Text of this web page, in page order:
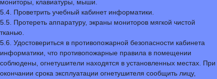
мониторы, клавиатуры, мыши.
5.4. Проветрить учебный кабинет информатики.
5.5. Протереть аппаратуру, экраны мониторов мягкой чистой
тканью.
5.6. Удостовериться в противопожарной безопасности кабинета
информатики, что противопожарные правила в помещении
соблюдены, огнетушители находятся в установленных местах. При
окончании срока эксплуатации огнетушителя сообщить лицу,